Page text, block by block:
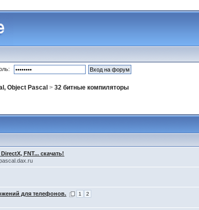
Object Pascal >32 битные компиляторы
FNT... скачать!
для телефонов. 1 2